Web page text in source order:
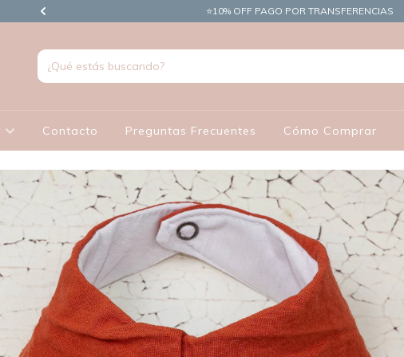
​⭐10% OFF PAGO POR TRANSFERENCIAS
Contacto Preguntas Frecuentes Cómo Comprar